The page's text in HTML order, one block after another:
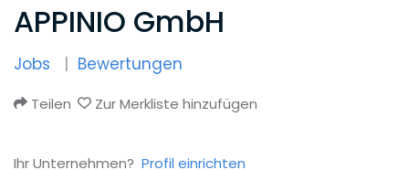
APPINIO GmbH
Jobs Bewertungen
Teilen Zur Merkliste hinzufügen
Ihr Unternehmen? Profil einrichten